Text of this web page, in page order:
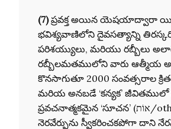
(7)ప్రవక్త అయిన యెషయాద్వారా
భవిశ్యవాణిలోని దైవసత్యాన్ని
పరిశయ్యులు, మరియు రబ్బీలు
రబ్బీలమతములోని వారు ఆత్మీయ
కొనసాగుతూ 2000 సంవత్సరాల
మరియ అనబడే ‘కన్యక’ జీవితములో
ప్రవచనాత్మకమైన ‘సూచన’ (אוֹת/oth/ఓథ్) యొక్క
నెరవేర్పును స్వీకరించకపోగా దాని